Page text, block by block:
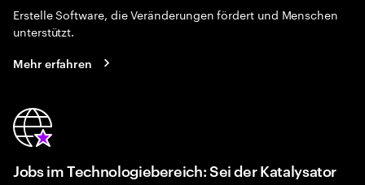
Erstelle Software, die Veränderungen fördert und Menschen
unterstützt.
Mehr erfahren
Jobs im Technologiebereich: Sei der Katalysator